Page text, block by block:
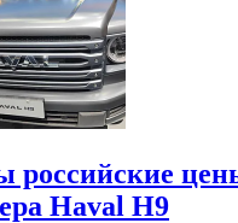
российские
Haval H9